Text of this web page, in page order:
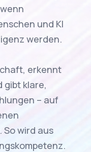
und KI
werden.
erkennt
gibt klare,
– auf
So wird aus